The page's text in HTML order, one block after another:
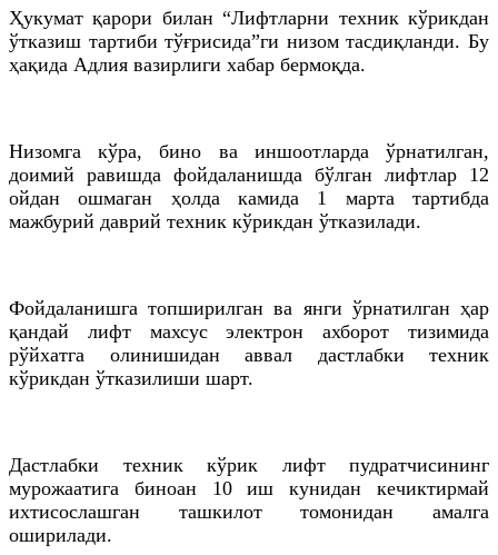
Ҳукумат қарори билан “Лифтларни техник кўрикдан
ўтказиш тартиби тўғрисида”ги низом тасдиқланди. Бу
ҳақида Адлия вазирлиги хабар бермоқда.
Низомга кўра, бино ва иншоотларда ўрнатилган,
доимий равишда фойдаланишда бўлган лифтлар 12
ойдан ошмаган ҳолда камида 1 марта тартибда
мажбурий даврий техник кўрикдан ўтказилади.
Фойдаланишга топширилган ва янги ўрнатилган ҳар
қандай лифт махсус электрон ахборот тизимида
рўйхатга олинишидан аввал дастлабки техник
кўрикдан ўтказилиши шарт.
Дастлабки техник кўрик лифт пудратчисининг
мурожаатига биноан 10 иш кунидан кечиктирмай
ихтисослашган ташкилот томонидан амалга
оширилади.